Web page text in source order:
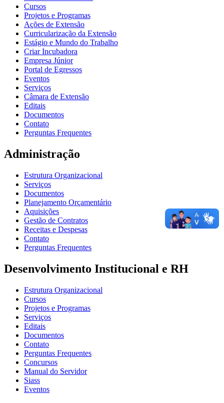
Cursos
Projetos e Programas
Ações de Extensão
Curricularização da Extensão
Estágio e Mundo do Trabalho
Criar Incubadora
Empresa Júnior
Portal de Egressos
Eventos
Serviços
Câmara de Extensão
Editais
Documentos
Contato
Perguntas Frequentes
Administração
Estrutura Organizacional
Serviços
Documentos
Planejamento Orçamentário
Aquisições
Gestão de Contratos
Receitas e Despesas
Contato
Perguntas Frequentes
Desenvolvimento Institucional e RH
Estrutura Organizacional
Cursos
Projetos e Programas
Serviços
Editais
Documentos
Contato
Perguntas Frequentes
Concursos
Manual do Servidor
Siass
Eventos